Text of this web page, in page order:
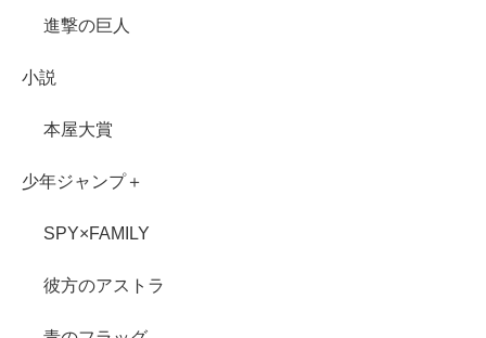
進撃の巨人
小説
本屋大賞
少年ジャンプ＋
SPY×FAMILY
彼方のアストラ